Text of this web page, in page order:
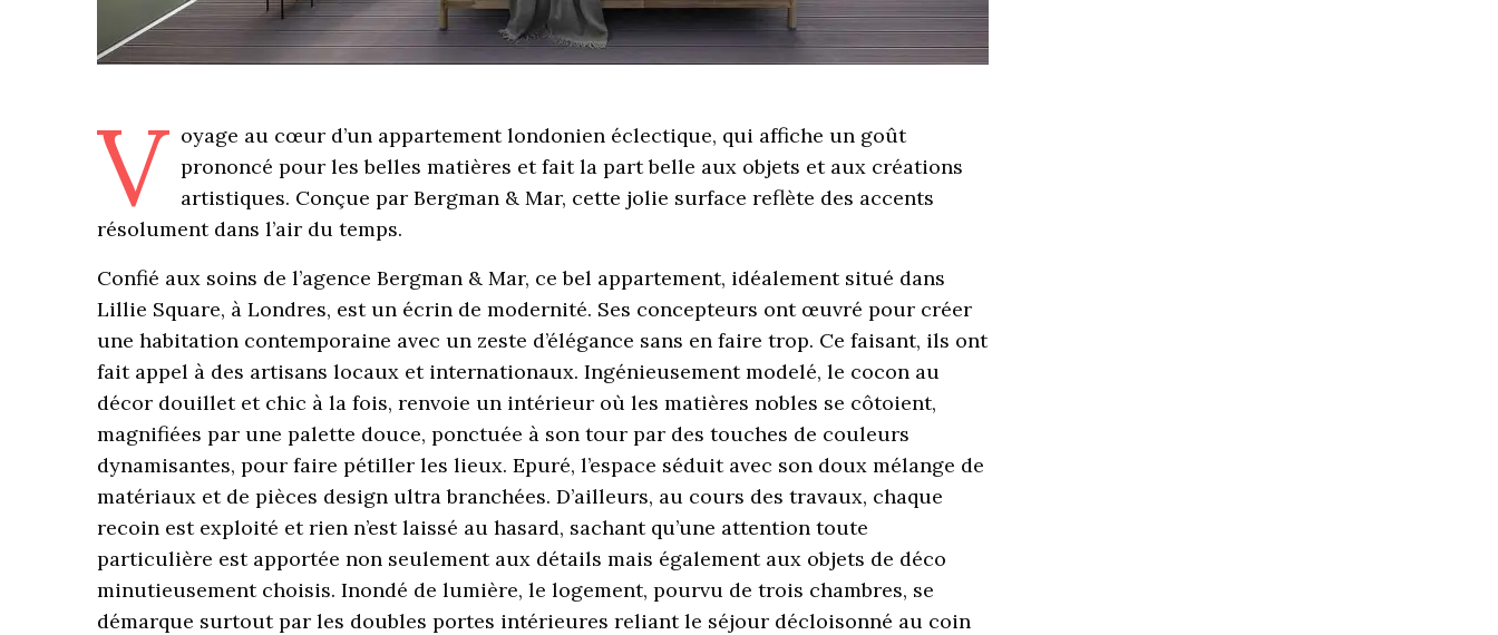
V oyage au cœur d’un appartement londonien éclectique, qui affiche un goût
prononcé pour les belles matières et fait la part belle aux objets et aux créations
artistiques. Conçue par Bergman & Mar, cette jolie surface reflète des accents
résolument dans l’air du temps.
Confié aux soins de l’agence Bergman & Mar, ce bel appartement, idéalement situé dans
Lillie Square, à Londres, est un écrin de modernité. Ses concepteurs ont œuvré pour créer
une habitation contemporaine avec un zeste d’élégance sans en faire trop. Ce faisant, ils ont
fait appel à des artisans locaux et internationaux. Ingénieusement modelé, le cocon au
décor douillet et chic à la fois, renvoie un intérieur où les matières nobles se côtoient,
magnifiées par une palette douce, ponctuée à son tour par des touches de couleurs
dynamisantes, pour faire pétiller les lieux. Epuré, l’espace séduit avec son doux mélange de
matériaux et de pièces design ultra branchées. D’ailleurs, au cours des travaux, chaque
recoin est exploité et rien n’est laissé au hasard, sachant qu’une attention toute
particulière est apportée non seulement aux détails mais également aux objets de déco
minutieusement choisis. Inondé de lumière, le logement, pourvu de trois chambres, se
démarque surtout par les doubles portes intérieures reliant le séjour décloisonné au coin